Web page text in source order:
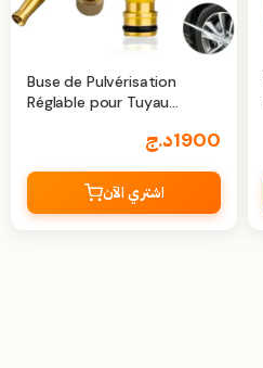
Buse de Pulvérisation
Réglable pour Tuyau
Lavage de Voiture et1900د.ج
اشتري الآن